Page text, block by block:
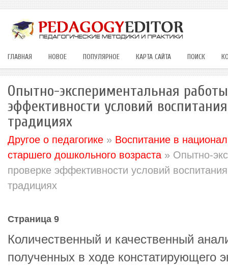
ГЛАВНАЯ НОВОЕ ПОПУЛЯРНОЕ КАРТА САЙТА ПОИСК
Опытно-экспериментальная
эффективности условий
традициях
Другое о педагогике » Воспитание в
старшего дошкольного возраста » Опытно-
проверке эффективности условий
традициях
Страница 9
Количественный и качественный
полученных в ходе констатирующего